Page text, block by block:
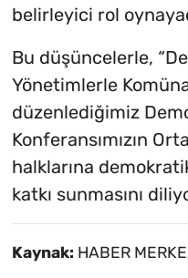
belirleyici rol
Bu düşüncelerle,
Yönetimlerle
düzenlediğimiz
Konferansımızın
halklarına
katkı sunmasını
Kaynak: HABER